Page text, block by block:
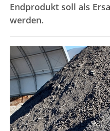
Endprodukt soll als
werden.